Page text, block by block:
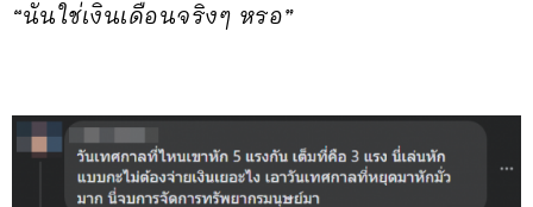
“นั่นใช่เงินเดือนจริงๆ หรอ”